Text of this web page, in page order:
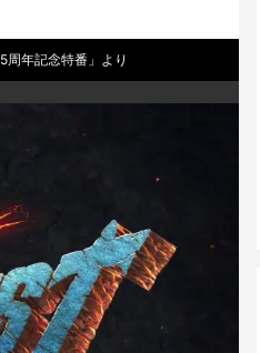
年記念特番」より